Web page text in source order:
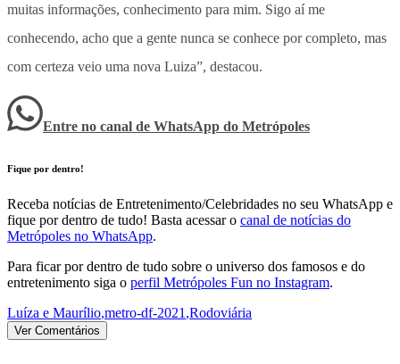
muitas informações, conhecimento para mim. Sigo aí me
conhecendo, acho que a gente nunca se conhece por completo, mas
com certeza veio uma nova Luiza”, destacou.
Entre no canal de WhatsApp do Metrópoles
Fique por dentro!
Receba notícias de Entretenimento/Celebridades no seu WhatsApp e
fique por dentro de tudo! Basta acessar o canal de notícias do
Metrópoles no WhatsApp.
Para ficar por dentro de tudo sobre o universo dos famosos e do
entretenimento siga o perfil Metrópoles Fun no Instagram.
Luíza e Maurílio,metro-df-2021 ,Rodoviária
Ver Comentários